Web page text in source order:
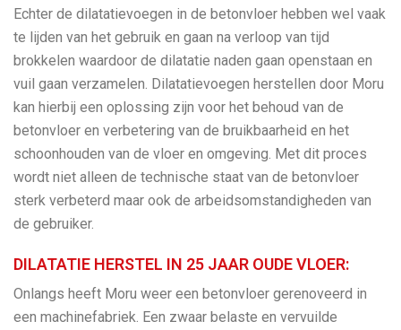
Echter de dilatatievoegen in de betonvloer hebben wel vaak
te lijden van het gebruik en gaan na verloop van tijd
brokkelen waardoor de dilatatie naden gaan openstaan en
vuil gaan verzamelen. Dilatatievoegen herstellen door Moru
kan hierbij een oplossing zijn voor het behoud van de
betonvloer en verbetering van de bruikbaarheid en het
schoonhouden van de vloer en omgeving. Met dit proces
wordt niet alleen de technische staat van de betonvloer
sterk verbeterd maar ook de arbeidsomstandigheden van
de gebruiker.
DILATATIE HERSTEL IN 25 JAAR OUDE VLOER:
Onlangs heeft Moru weer een betonvloer gerenoveerd in
een machinefabriek. Een zwaar belaste en vervuilde